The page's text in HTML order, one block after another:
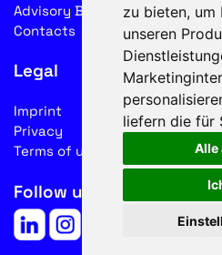
zu bieten, um
unseren
liefern die für
Alle
Advisory Board
Contacts
Legal
Imprint
Privacy
Terms of use
Follow us on social